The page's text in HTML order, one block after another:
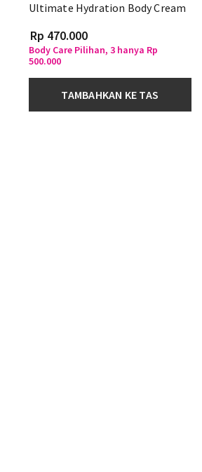
Ultimate Hydration Body Cream
Rp 470.000
Body Care Pilihan, 3 hanya Rp
500.000
TAMBAHKAN KE TAS